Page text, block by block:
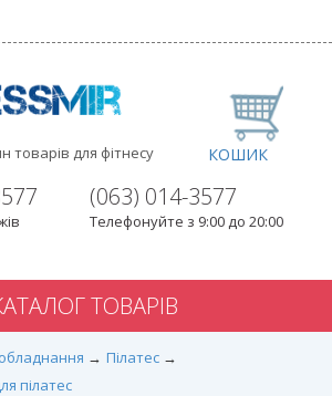
товарів для фітнесу
(063) 014-3577
Телефонуйте з 9:00 до 20:00
КОШИК
ТОВАРІВ
Пілатес
пілатес